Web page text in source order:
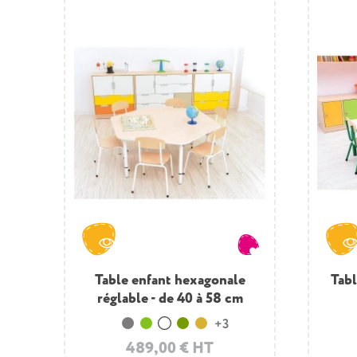
Table enfant hexagonale
réglable - de 40 à 58 cm
489,00 € HT
GrisVert clair
BlancVert Olive
Moutarde
+3
Table ronde enfant 120 cm en
bois
404,50 € HT